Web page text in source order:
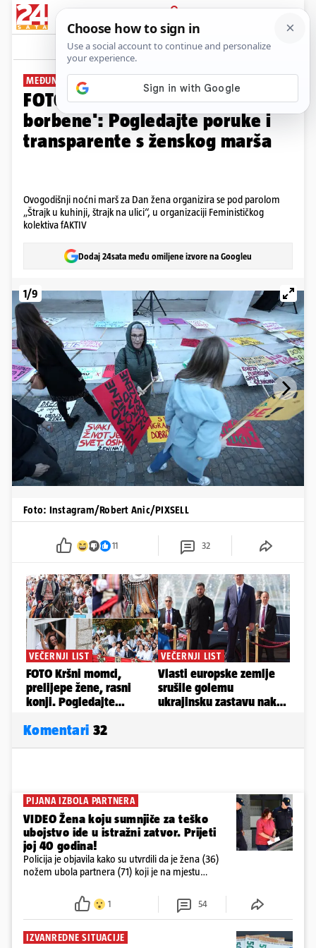
PRIJAVA
Galerija Komentari
MEĐUNARODNI DAN ŽENA
FOTO 'Uvijek glasne, zauvijek
borbene': Pogledajte poruke i
transparente s ženskog marša
Ovogodišnji noćni marš za Dan žena organizira se pod parolom
„Štrajk u kuhinji, štrajk na ulici“, u organizaciji Feminističkog
kolektiva fAKTIV
Dodaj 24sata među omiljene izvore na Googleu
1/9
Foto: Instagram/Robert Anic/PIXSELL
11 32
Komentari 32
PIJANA IZBOLA PARTNERA
VIDEO Žena koju sumnjiče za teško
ubojstvo ide u istražni zatvor. Prijeti
joj 40 godina!
Policija je objavila kako su utvrdili da je žena (36)
nožem ubola partnera (71) koji je na mjestu
ispitali i poslali u istražni zatvor
1 54
IZVANREDNE SITUACIJE